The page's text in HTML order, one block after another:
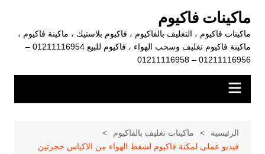
المحتوى
ماكينات فاكيوم
ماكينات فاكيوم ، التغليف بالفاكيوم ، فاكيوم بلاستيك ، ماكينة فاكيوم ،
ماكينة فاكيوم تغليف وسحب الهواء ، فاكيوم للبيع 01211116954 –
01211116956 – 01211116958
الرئيسية
ماكينات تغليف بالفاكيوم
فيديو عملى لمكنة فاكيوم لشفط الهواء من الاكياس حجرتين